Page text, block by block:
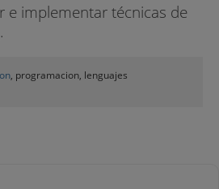
e implementar técnicas de
, programacion, lenguajes